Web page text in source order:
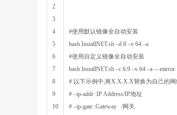
2
3
4
5
6
7
8
9
10
#使用默认镜像全自动安装
bash InstallNET.sh –d 8 –v 64 –a
#使用自定义镜像全自动安装
bash InstallNET.sh –c 6.9 –v 64 –a —mirror
# 以下示例中,将X.X.X.X替换为自己的网
# –ip-addr :IP Address/IP地址
# –ip-gate :Gateway /网关